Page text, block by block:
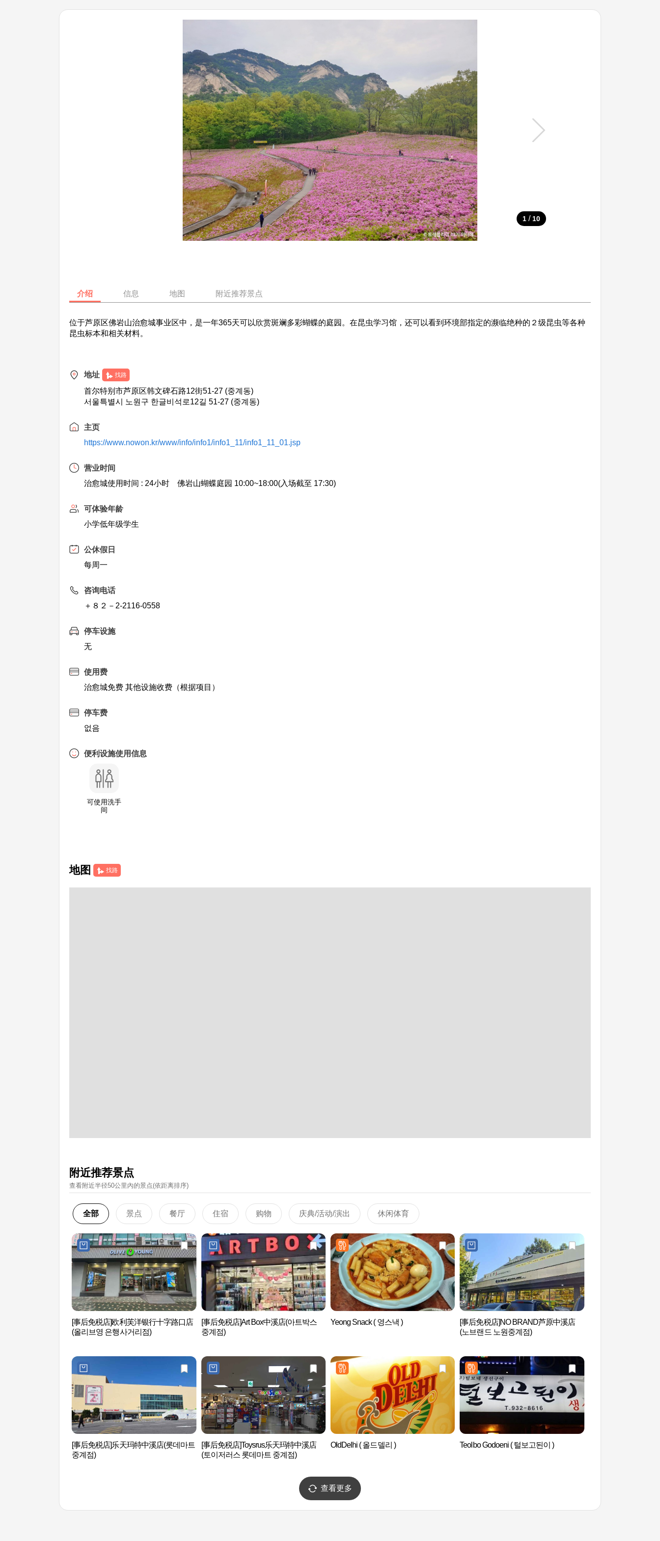
1 / 10
介绍 信息 地图 附近推荐景点
位于芦原区佛岩山治愈城事业区中，是一年365天可以欣赏斑斓多彩蝴蝶的庭园。在昆虫学习馆，还可以看到环境部指定的濒临绝种的２级昆虫等各种
昆虫标本和相关材料。
地址 找路
首尔特别市芦原区韩文碑石路12街51-27 (중계동)
서울특별시 노원구 한글비석로12길 51-27 (중계동)
主页
https://www.nowon.kr/www/info/info1/info1_11/info1_11_01.jsp
营业时间
治愈城使用时间 : 24小时 佛岩山蝴蝶庭园 10:00~18:00(入场截至 17:30)
可体验年龄
小学低年级学生
公休假日
每周一
咨询电话
＋８２－2-2116-0558
停车设施
无
使用费
治愈城免费 其他设施收费（根据项目）
停车费
없음
便利设施使用信息
可使用洗手
间
地图 找路
附近推荐景点
查看附近半径50公里內的景点(依距离排序)
全部 景点 餐厅 住宿 购物 庆典/活动/演出 休闲体育
[事后免税店]欧利芙洋银行十字路口店
(올리브영 은행사거리점)
[事后免税店]Art Box中溪店(아트박스
중계점)
Yeong Snack ( 영스낵 )
[事后免税店]NO BRAND芦原中溪店
(노브랜드 노원중계점)
[事后免税店]乐天玛特中溪店(롯데마트
중계점)
[事后免税店]Toysrus乐天玛特中溪店
(토이저러스 롯데마트 중계점)
OldDelhi ( 올드델리 ) Teolbo Godoeni ( 털보고된이 )
查看更多